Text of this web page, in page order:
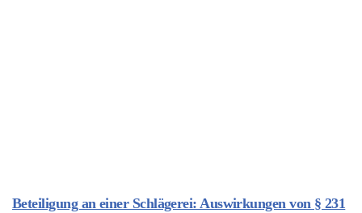
Beteiligung an einer Schlägerei: Auswirkungen von § 231